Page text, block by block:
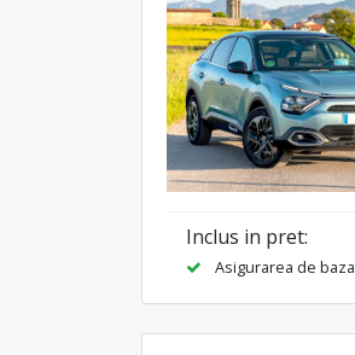
Inclus in pret:
Asigurarea de baza